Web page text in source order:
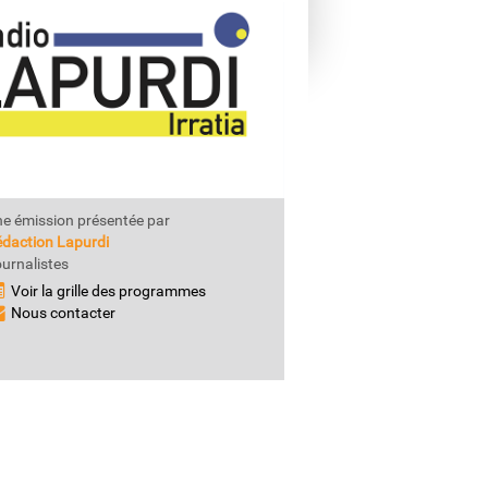
émission présentée par
Lapurdi
Voir la grille des programmes
Nous contacter